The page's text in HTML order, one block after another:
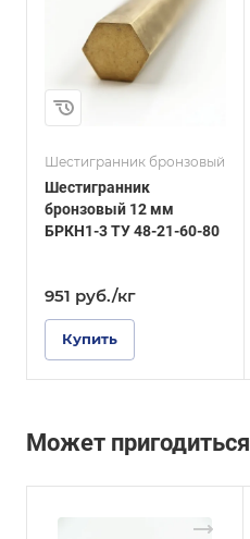
Шестигранник бронзовый
Шестигранник
бронзовый 12 мм
БРКН1-3 ТУ 48-21-60-80
951 руб./кг
Купить
ГОСТ, ТУ
ГОСТ 15835-2013
Диаметр, мм
17
Может пригодиться